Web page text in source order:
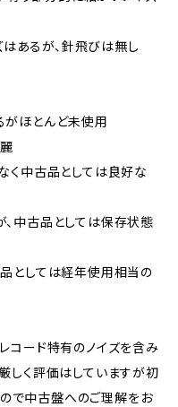
あるが、針飛びは無し
がほとんど未使用
く中古品としては良好な
中古品としては保存状態
としては経年使用相当の
コード特有のノイズを含み
しく評価はしていますが初
で中古盤へのご理解をお